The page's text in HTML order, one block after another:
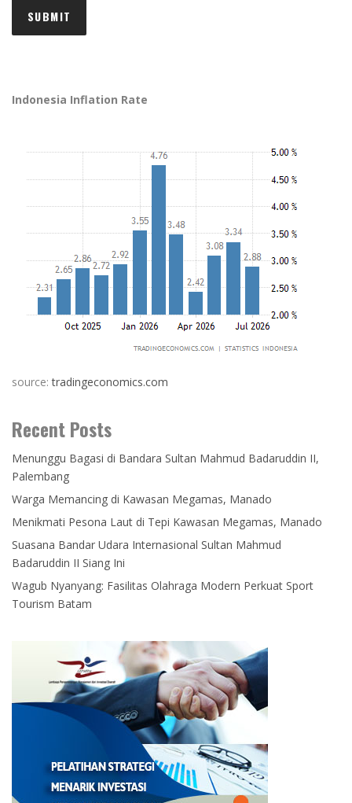
Indonesia Inflation Rate
source:tradingeconomics.com
Recent Posts
Menunggu Bagasi di Bandara Sultan Mahmud Badaruddin II,
Palembang
Warga Memancing di Kawasan Megamas, Manado
Menikmati Pesona Laut di Tepi Kawasan Megamas, Manado
Suasana Bandar Udara Internasional Sultan Mahmud
Badaruddin II Siang Ini
Wagub Nyanyang: Fasilitas Olahraga Modern Perkuat Sport
Tourism Batam